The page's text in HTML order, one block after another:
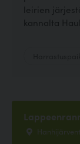
leirien
kannalta